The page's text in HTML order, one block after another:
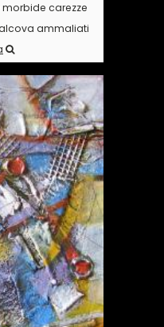
carezze
ammaliati